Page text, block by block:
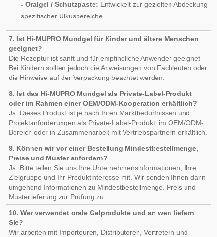
- Oralgel / Schutzpaste: Entwickelt zur gezielten Abdeckung
spezifischer Ulkusbereiche
7. Ist Hi-MUPRO Mundgel für Kinder und ältere Menschen
geeignet?
Die Rezeptur ist sanft und für empfindliche Anwender geeignet.
Bei Kindern sollten jedoch die Anweisungen von Fachleuten oder
die Hinweise auf der Verpackung beachtet werden.
8. Ist das Hi-MUPRO Mundgel als Private-Label-Produkt
oder im Rahmen einer OEM/ODM-Kooperation erhältlich?
Ja. Dieses Produkt ist je nach Ihren Marktbedürfnissen und
Projektanforderungen als Private-Label-Produkt, im OEM/ODM-
Bereich oder in Zusammenarbeit mit Vertriebspartnern erhältlich.
9. Können wir vor einer Bestellung Mindestbestellmenge,
Preise und Muster anfordern?
Ja. Bitte teilen Sie uns Ihre Unternehmensinformationen, Ihre
Zielgruppe und Ihr Produktinteresse mit. Wir senden Ihnen dann
umgehend Informationen zu Mindestbestellmenge, Preis und
Musterlieferung zur Prüfung zu.
10. Wer verwendet orale Gelprodukte und an wen liefern
Sie?
Wir arbeiten mit Importeuren, Distributoren, Vertretern und